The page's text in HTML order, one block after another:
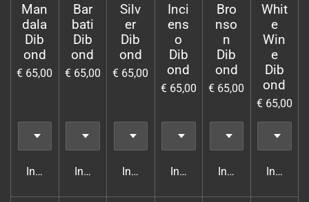
Man
dala
Dib
ond
€ 65,00
In winkelwagen
Bar
bati
Dib
ond
€ 65,00
In winkelwagen
Silv
er
Dib
ond
€ 65,00
In winkelwagen
Inci
ens
o
Dib
ond
€ 65,00
In winkelwagen
Bro
nso
n
Dib
ond
€ 65,00
In winkelwagen
Whit
e
Win
e
Dib
ond
€ 65,00
In